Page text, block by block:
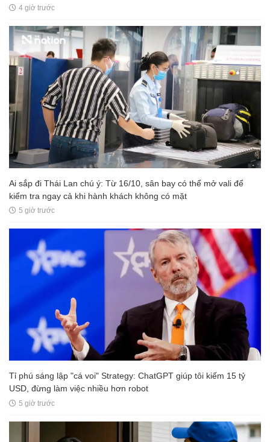
4 giờ trước
Ai sắp đi Thái Lan chú ý: Từ 16/10, sân bay có thể mở vali để
kiểm tra ngay cả khi hành khách không có mặt
5 giờ trước
Tỉ phú sáng lập "cá voi" Strategy: ChatGPT giúp tôi kiếm 15 tỷ
USD, đừng làm việc nhiều hơn robot
5 giờ trước